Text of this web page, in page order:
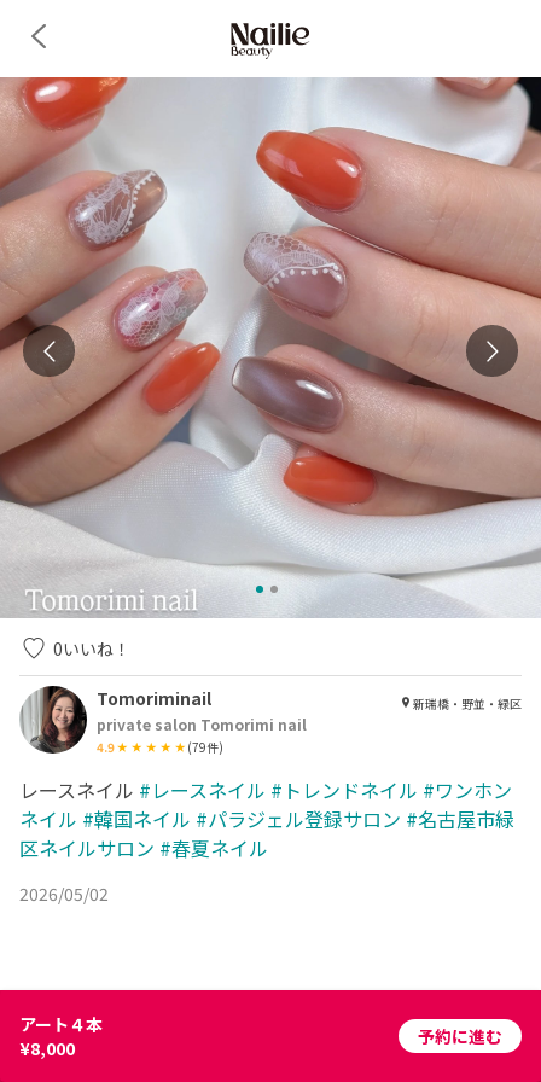
0いいね！
Tomoriminail
private salon Tomorimi nail
4.9 (79件)
新瑞橋・野並・緑区
レースネイル #レースネイル #トレンドネイル #ワンホン
ネイル #韓国ネイル #パラジェル登録サロン #名古屋市緑
区ネイルサロン #春夏ネイル
2026/05/02
アート４本
¥8,000
予約に進む